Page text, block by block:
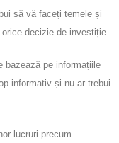
să vă faceți temele și
decizie de investiție.
bazează pe informațiile
informativ și nu ar trebui
lucruri precum